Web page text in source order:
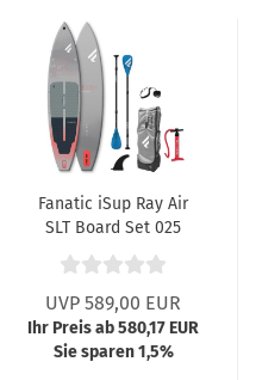
Fanatic iSup Ray Air
SLT Board Set 025
UVP 589,00 EUR
Ihr Preis ab 580,17 EUR
Sie sparen 1,5%